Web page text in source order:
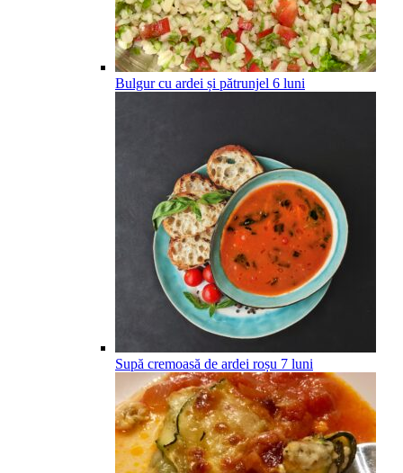
Bulgur cu ardei și pătrunjel 6 luni
Supă cremoasă de ardei roșu 7 luni